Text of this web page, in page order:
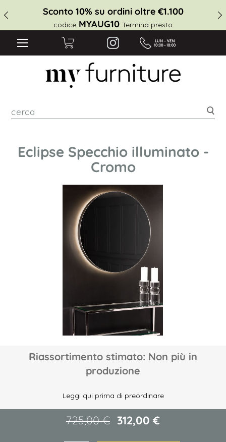
Sconto 10% su ordini oltre €1.100
codice MYAUG10 Termina presto
Eclipse Specchio illuminato -
Cromo
Riassortimento stimato: Non più in
produzione
Leggi qui prima di preordinare
312,00 €
725,00 €